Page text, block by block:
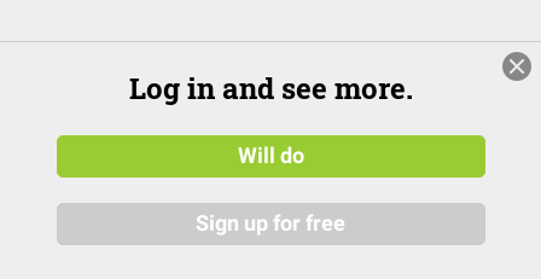
Log in and see more.
Will do
Sign up for free